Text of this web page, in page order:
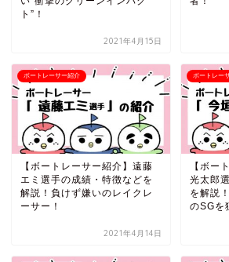
ト”！
2021年4月15日
ボートレーサー紹介
【ボートレーサー紹介】遠藤
エミ選手の成績・特徴などを
解説！負けず嫌いのレイクレ
ーサー！
2021年4月14日
ボートレー
【ボー
光太郎
を解説
のSGを